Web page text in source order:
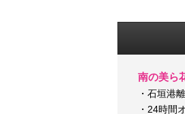
南の美ら
・石垣港
・24時間